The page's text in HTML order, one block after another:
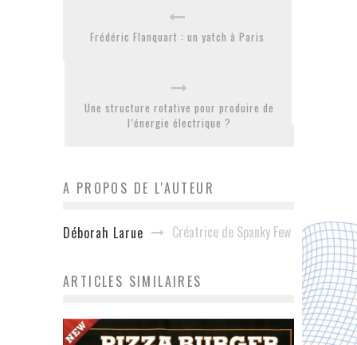
Frédéric Flanquart : un yatch à Paris
Une structure rotative pour produire de
l’énergie électrique ?
A PROPOS DE L'AUTEUR
Déborah Larue Créatrice de Spanky Few
ARTICLES SIMILAIRES